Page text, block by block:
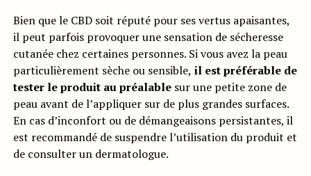
Bien que le CBD soit réputé pour ses vertus apaisantes,
il peut parfois provoquer une sensation de sécheresse
cutanée chez certaines personnes. Si vous avez la peau
particulièrement sèche ou sensible, il est préférable de
tester le produit au préalable sur une petite zone de
peau avant de l’appliquer sur de plus grandes surfaces.
En cas d’inconfort ou de démangeaisons persistantes, il
est recommandé de suspendre l’utilisation du produit et
de consulter un dermatologue.